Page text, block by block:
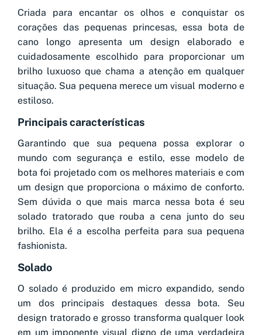
Criada para encantar os olhos e conquistar os
corações das pequenas princesas, essa bota de
cano longo apresenta um design elaborado e
cuidadosamente escolhido para proporcionar um
brilho luxuoso que chama a atenção em qualquer
situação. Sua pequena merece um visual moderno e
estiloso.
Principais características
Garantindo que sua pequena possa explorar o
mundo com segurança e estilo, esse modelo de
bota foi projetado com os melhores materiais e com
um design que proporciona o máximo de conforto.
Sem dúvida o que mais marca nessa bota é seu
solado tratorado que rouba a cena junto do seu
brilho. Ela é a escolha perfeita para sua pequena
fashionista.
Solado
O solado é produzido em micro expandido, sendo
um dos principais destaques dessa bota. Seu
design tratorado e grosso transforma qualquer look
em um imponente visual digno de uma verdadeira